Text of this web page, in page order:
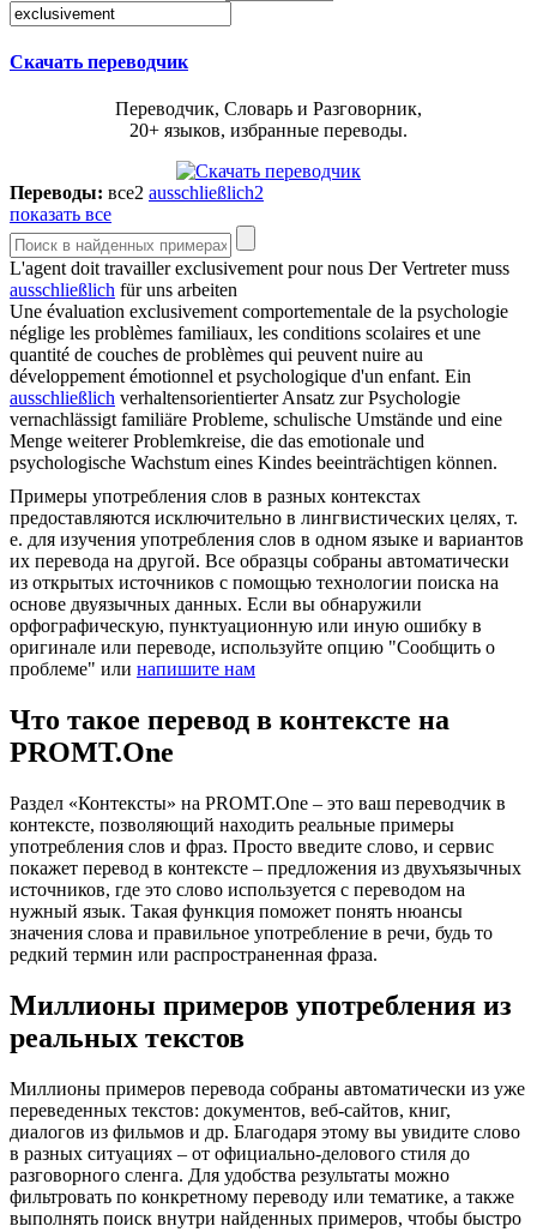
Скачать переводчик
Переводчик, Словарь и Разговорник,
20+ языков, избранные переводы.
Переводы: все2 ausschließlich2
показать все
L'agent doit travaillerexclusivementpour nous Der Vertreter muss
ausschließlich für uns arbeiten
Une évaluation exclusivementcomportementale de la psychologie
néglige les problèmes familiaux, les conditions scolaires et une
quantité de couches de problèmes qui peuvent nuire au
développement émotionnel et psychologique d'un enfant. Ein
ausschließlich verhaltensorientierter Ansatz zur Psychologie
vernachlässigt familiäre Probleme, schulische Umstände und eine
Menge weiterer Problemkreise, die das emotionale und
psychologische Wachstum eines Kindes beeinträchtigen können.
Примеры употребления слов в разных контекстах
предоставляются исключительно в лингвистических целях, т.
е. для изучения употребления слов в одном языке и вариантов
их перевода на другой. Все образцы собраны автоматически
из открытых источников с помощью технологии поиска на
основе двуязычных данных. Если вы обнаружили
орфографическую, пунктуационную или иную ошибку в
оригинале или переводе, используйте опцию "Сообщить о
проблеме" или напишите нам
Что такое перевод в контексте на
PROMT.One
Раздел «Контексты» на PROMT.One – это ваш переводчик в
контексте, позволяющий находить реальные примеры
употребления слов и фраз. Просто введите слово, и сервис
покажет перевод в контексте – предложения из двухъязычных
источников, где это слово используется с переводом на
нужный язык. Такая функция поможет понять нюансы
значения слова и правильное употребление в речи, будь то
редкий термин или распространенная фраза.
Миллионы примеров употребления из
реальных текстов
Миллионы примеров перевода собраны автоматически из уже
переведенных текстов: документов, веб-сайтов, книг,
диалогов из фильмов и др. Благодаря этому вы увидите слово
в разных ситуациях – от официально-делового стиля до
разговорного сленга. Для удобства результаты можно
фильтровать по конкретному переводу или тематике, а также
выполнять поиск внутри найденных примеров, чтобы быстро